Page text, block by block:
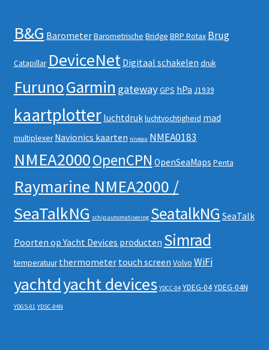
B&G BarometerBarometrische Bridge BRP Rotax Brug
Catapillar DeviceNet Digitaal schakelen druk
FurunoGarmin gatewayGPS hPa J1939
kaartplotter luchtdrukluchtvochtigheid mad
multiplexer Navionics kaarten niveau NMEA0183
NMEA2000OpenCPN OpenSeaMaps Penta
Raymarine NMEA2000 /
SeaTalkNG schip automatisering SeatalkNG SeaTalk
Poorten op Yacht Devices producten Simrad
temperatuur thermometer touch screen Volvo WiFi
yachtdyacht devices YDCC-04 YDEG-04YDEG-04N
YDGS-01 YDSC-04N